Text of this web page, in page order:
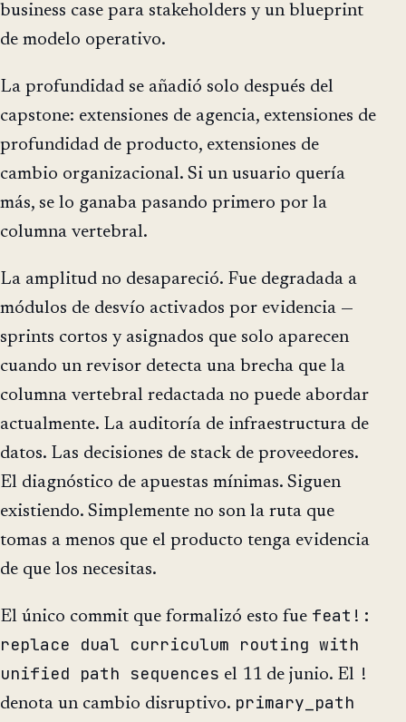
business case para stakeholders y un blueprint
de modelo operativo.
La profundidad se añadió solo después del
capstone: extensiones de agencia, extensiones de
profundidad de producto, extensiones de
cambio organizacional. Si un usuario quería
más, se lo ganaba pasando primero por la
columna vertebral.
La amplitud no desapareció. Fue degradada a
módulos de desvío activados por evidencia —
sprints cortos y asignados que solo aparecen
cuando un revisor detecta una brecha que la
columna vertebral redactada no puede abordar
actualmente. La auditoría de infraestructura de
datos. Las decisiones de stack de proveedores.
El diagnóstico de apuestas mínimas. Siguen
existiendo. Simplemente no son la ruta que
tomas a menos que el producto tenga evidencia
de que los necesitas.
El único commit que formalizó esto fue feat!:
replace dual curriculum routing with
unified path sequences el 11 de junio. El !
denota un cambio disruptivo. primary_path